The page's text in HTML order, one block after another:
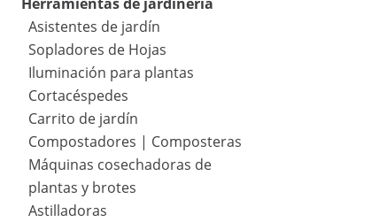
Asistentes de jardín
Sopladores de Hojas
Iluminación para plantas
Cortacéspedes
Carrito de jardín
Compostadores | Composteras
Máquinas cosechadoras de
plantas y brotes
Astilladoras